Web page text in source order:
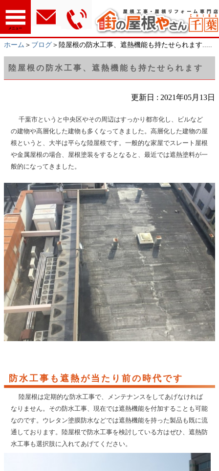
メニュー
ホーム ＞ ブログ ＞陸屋根の防水工事、遮熱機能も持たせられます.....
陸屋根の防水工事、遮熱機能も持たせられます
更新日 : 2021年05月13日
千葉市というと中央区やその周辺はすっかり都市化し、ビルなど
の建物や高層化した建物も多くなってきました。高層化した建物の屋
根というと、大半は平らな陸屋根です。一般的な家屋でスレート屋根
や金属屋根の場合、屋根塗装をするとなると、最近では遮熱塗料が一
般的になってきました。
防水工事も遮熱が当たり前の時代です
陸屋根は定期的な防水工事で、メンテナンスをしてあげなければ
なりません。その防水工事、現在では遮熱機能を付加することも可能
なのです。ウレタン塗膜防水などでは遮熱機能を持った製品も既に流
通しております。陸屋根で防水工事を検討している方はぜひ、遮熱防
水工事も選択肢に入れてあげてください。